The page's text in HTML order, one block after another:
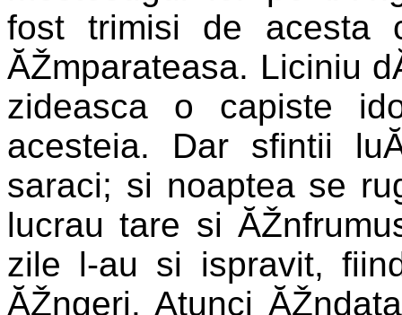
fost trimisi de acesta
ĂŽmparateasa. Liciniu
zideasca o capiste
acesteia. Dar sfintii
saraci; si noaptea se
lucrau tare si
zile l-au si ispravit,
ĂŽngeri. Atunci